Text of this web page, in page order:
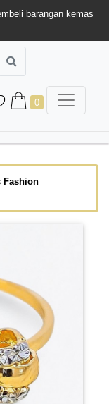
barangan kemas
0
Fashion